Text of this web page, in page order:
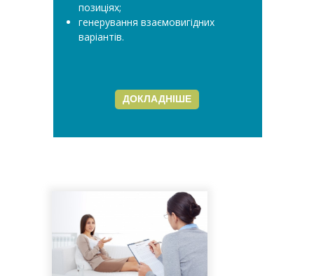
позиціях;
генерування взаємовигідних
варіантів.
ДОКЛАДНІШЕ